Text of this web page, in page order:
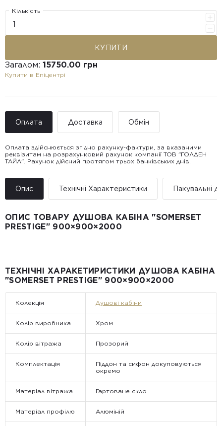
Кількість
КУПИТИ
Загалом: 15750.00 грн
Купити в Епіцентрі
Оплата Доставка Обмін
Оплата здійснюється згідно рахунку-фактури, за вказаними
реквізитам на розрахунковий рахунок компанії ТОВ "ГОЛДЕН
ТАЙЛ". Рахунок дійсний протягом трьох банківських днів.
товару.
Вартість доставки:
До 5 м² — доставка за рахунок покупця.
Примітка:
• Відвантаження здійснюється виключно у робочі дні. У суботу,
неділю та святкові дні замовлення не обробляються та не
силами Продавця чи залученого ним перевізника/кур’єра.
Опис Технічні Характеристики Пакувальні
ОПИС ТОВАРУ ДУШОВА КАБІНА "SOMERSET
PRESTIGE" 900×900×2000
ТЕХНІЧНІ ХАРАКЕТИРИСТИКИ ДУШОВА КАБІНА
"SOMERSET PRESTIGE" 900×900×2000
Колекція Душові кабіни
Колір виробника Хром
Колір вітража Прозорий
Комплектація
Піддон та сифон докуповуються
окремо
Матеріал вітража Гартоване скло
Матеріал профілю Алюміній